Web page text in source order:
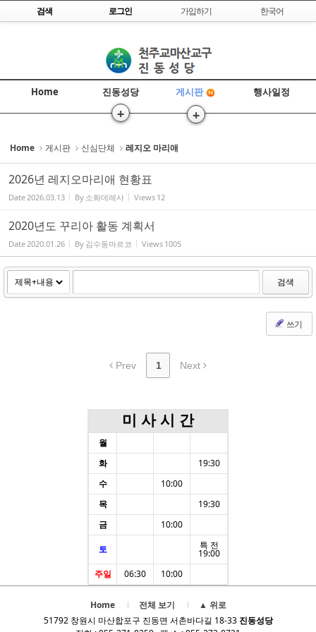
Skip to content
검색 로그인 가입하기 한국어
Home 진동성당
+
게시판
+
행사일정
Home 게시판 신심단체 레지오 마리애
2026년 레지오마리애 현황표
Date2026.03.13 By 소화데레사 Views 12
2020년도 꾸리아 활동 계획서
Date2020.01.26 By 김수동마르코 Views 1005
검색
쓰기
Prev 1 Next
미 사 시 간
월
화
19:30
수
10:00
목
19:30
금
10:00
토 특 전
19:00
주일
06:30 10:00
Home 전체 보기
▲ 위로
51792 창원시 마산합포구 진동면 서촌바다길 18-33 진동성당
Sketchbook5, 스케치북5
Sketchbook5, 스케치북5